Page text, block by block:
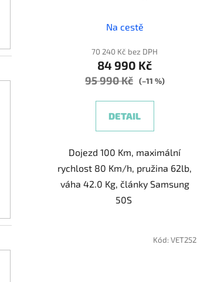
Na cestě
70 240 Kč bez DPH
84 990 Kč
95 990 Kč (–11 %)
DETAIL
Dojezd 100 Km, maximální
rychlost 80 Km/h, pružina 62lb,
váha 42.0 Kg, články Samsung
50S
Kód: VET252